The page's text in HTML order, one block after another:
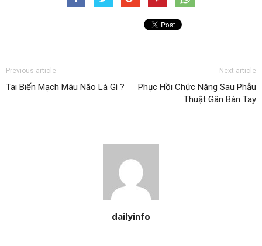
Previous article
Tai Biến Mạch Máu Não Là Gì ?
Next article
Phục Hồi Chức Năng Sau Phẫu
Thuật Gân Bàn Tay
dailyinfo